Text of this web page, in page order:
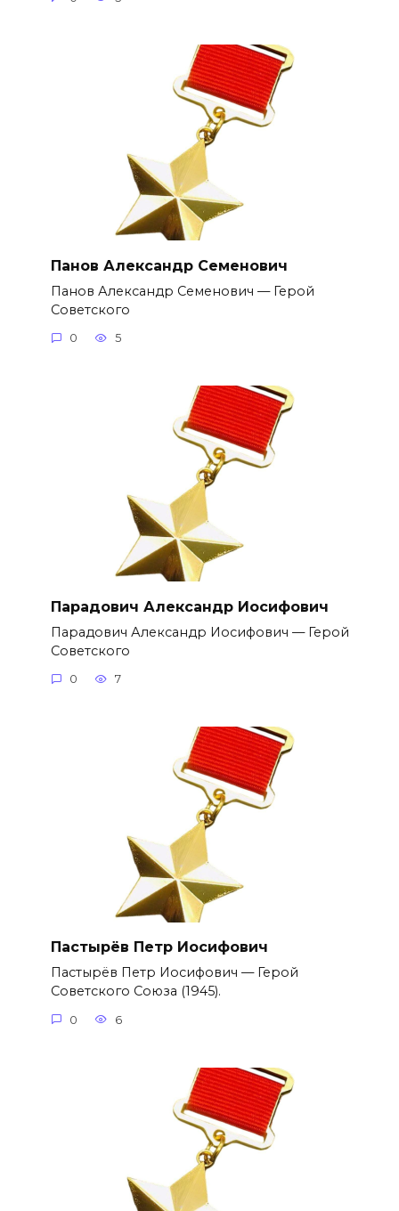
Панов Александр Семенович
Панов Александр Семенович — Герой
Советского
0 5
Парадович Александр Иосифович
Парадович Александр Иосифович — Герой
Советского
0 7
Пастырёв Петр Иосифович
Пастырёв Петр Иосифович — Герой
Советского Союза (1945).
0 6